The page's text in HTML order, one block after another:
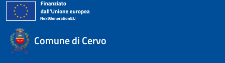
Comune di Cervo